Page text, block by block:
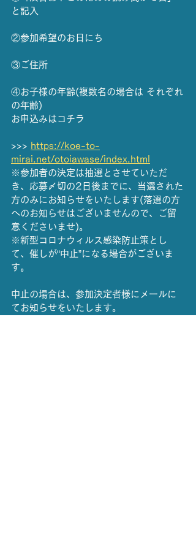
と記入
②参加希望のお日にち
③ご住所
④お子様の年齢(複数名の場合は それぞれ
の年齢)
お申込みはコチラ
>>> https://koe-to-
mirai.net/otoiawase/index.html
※参加者の決定は抽選とさせていただ
き、応募〆切の2日後までに、当選された
方のみにお知らせをいたします(落選の方
へのお知らせはございませんので、ご留
意くださいませ)。
※新型コロナウィルス感染防止策とし
て、催しが“中止”になる場合がございま
す。
中止の場合は、参加決定者様にメールに
てお知らせをいたします。